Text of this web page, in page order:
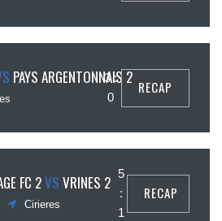
PAYS ARGENTONNAIS 2
3 :
0
RECAP
FC 2VS VRINES 2
Cirieres
5
:
1
RECAP